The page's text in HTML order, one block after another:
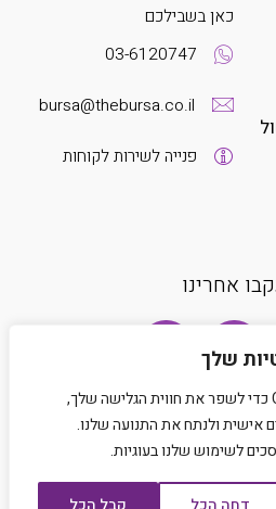
שלך
אנו משתמשים בקובצי Cookie כדי לשפר את חווית הגלישה שלך,
אישית ולנתח את התנועה שלנו.
לשימוש שלנו בעוגיות.
כאן בשבילכם
03-6120747
bursa@thebursa.co.il
פנייה לשירות לקוחות
אחרינו
Developed by Matat